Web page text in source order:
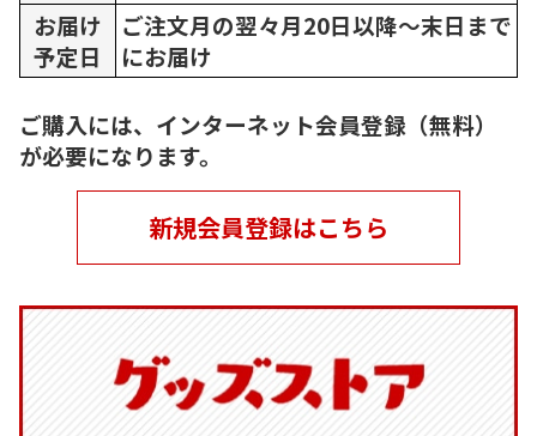
お届け
予定日
ご注文月の翌々月20日以降～末日まで
にお届け
ご購入には、インターネット会員登録（無料）
が必要になります。
新規会員登録はこちら